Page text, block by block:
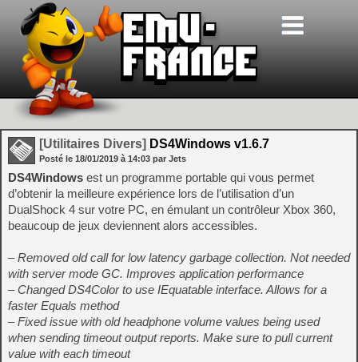
[Utilitaires Divers] DS4Windows v1.6.7
Posté le 18/01/2019 à 14:03 par Jets
DS4Windows est un programme portable qui vous permet
d’obtenir la meilleure expérience lors de l’utilisation d’un
DualShock 4 sur votre PC, en émulant un contrôleur Xbox 360,
beaucoup de jeux deviennent alors accessibles.
– Removed old call for low latency garbage collection. Not needed
with server mode GC. Improves application performance
– Changed DS4Color to use IEquatable interface. Allows for a
faster Equals method
– Fixed issue with old headphone volume values being used
when sending timeout output reports. Make sure to pull current
value with each timeout